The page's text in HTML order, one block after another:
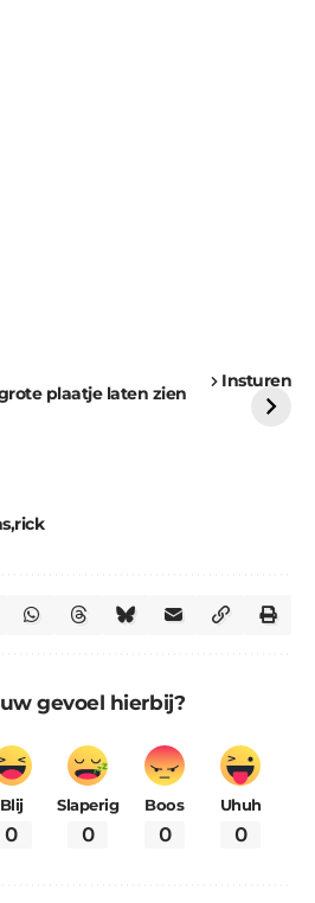
Insturen
plaatje laten zien
uitdaging
rick
gevoel hierbij?
Blij
0
Slaperig
0
Boos
0
Uhuh
0